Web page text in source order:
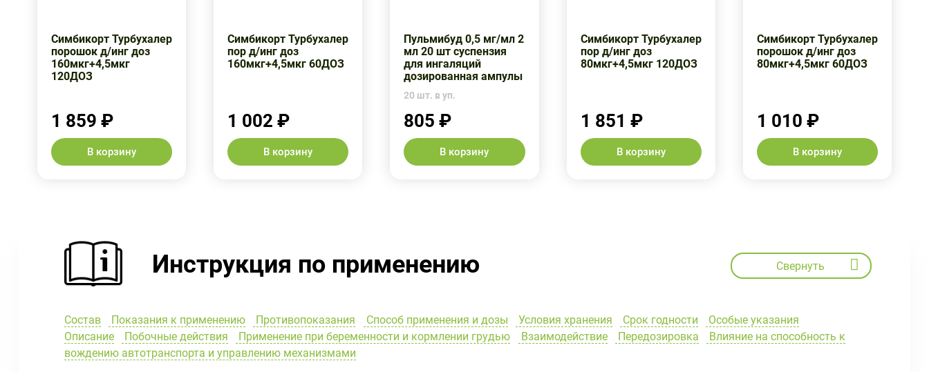
Симбикорт Турбухалер
порошок д/инг доз
160мкг+4,5мкг
120ДОЗ
1 859 ₽
В корзину
Симбикорт Турбухалер
пор д/инг доз
160мкг+4,5мкг 60ДОЗ
1 002 ₽
В корзину
Пульмибуд 0,5 мг/мл 2
мл 20 шт суспензия
для ингаляций
дозированная ампулы
20 шт. в уп.
805 ₽
В корзину
Симбикорт Турбухалер
пор д/инг доз
80мкг+4,5мкг 120ДОЗ
1 851 ₽
В корзину
Симбикорт Турбухалер
порошок д/инг доз
80мкг+4,5мкг 60ДОЗ
1 010 ₽
В корзину
Инструкция по применению Свернуть
Состав Показания к применению Противопоказания Способ применения и дозы Условия хранения Срок годности
Особые указания
Описание
Побочные действия Применение при беременности и кормлении грудью Взаимодействие Передозировка
Влияние на способность к
вождению автотранспорта и управлению механизмами